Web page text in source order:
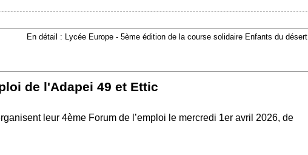
En détail : Lycée Europe - 5ème édition de la course solidaire Enfants du désert
de l'Adapei 49 et Ettic
leur 4ème Forum de l’emploi le mercredi 1er avril 2026, de